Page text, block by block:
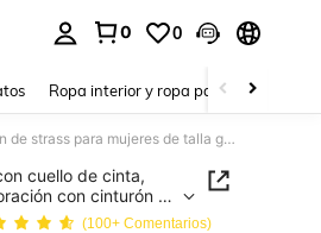
0 0
Ropa interior y ropa para dormir
Vestido largo y elegante con cuello de cinta, estampado de olas aleatorio, decoración con cinturón de strass para mujeres de talla grande, primavera y vacaciones
cuello de cinta,
con cinturón de
primavera y(100+ Comentarios)